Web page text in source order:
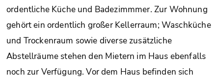
ordentliche Küche und Badezimmmer. Zur Wohnung
gehört ein ordentlich großer Kellerraum; Waschküche
und Trockenraum sowie diverse zusätzliche
Abstellräume stehen den Mietern im Haus ebenfalls
noch zur Verfügung. Vor dem Haus befinden sich